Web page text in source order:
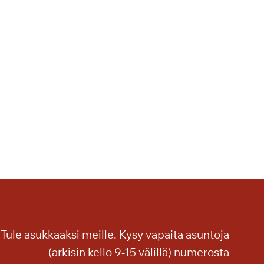
Tule asukkaaksi meille. Kysy vapaita asuntoja
(arkisin kello 9-15 välillä) numerosta